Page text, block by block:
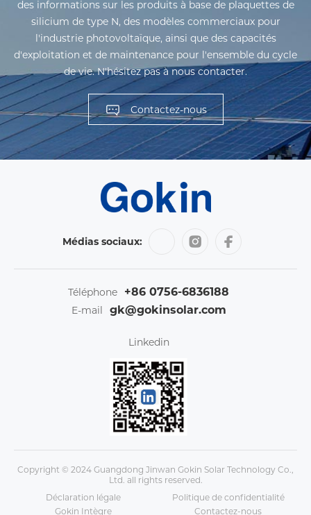
des informations sur les produits à base de plaquettes de
silicium de type N, des modèles commerciaux pour
l'industrie photovoltaïque, ainsi que des capacités
d'exploitation et de maintenance pour l'ensemble du cycle
de vie. N'hésitez pas à nous contacter.
Contactez-nous
Médias sociaux:
Téléphone +86 0756-6836188
E-mail gk@gokinsolar.com
Linkedin
Copyright © 2024 Guangdong Jinwan Gokin Solar Technology Co.,
Ltd. all rights reserved.
Déclaration légale
Politique de confidentialité
Gokin Intègre
Contactez-nous